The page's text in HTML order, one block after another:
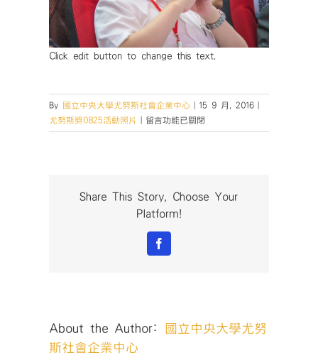
Click edit button to change this text.
By 國立中央大學尤努斯社會企業中心 15 9 月, 2016
尤努斯獎0825活動照片
在
〈「2016
企
業
論
斯
留言功能已關閉
Share This Story, Choose Your
Platform!
Facebook
About the Author:
國立中央大學尤努
斯社會企業中心